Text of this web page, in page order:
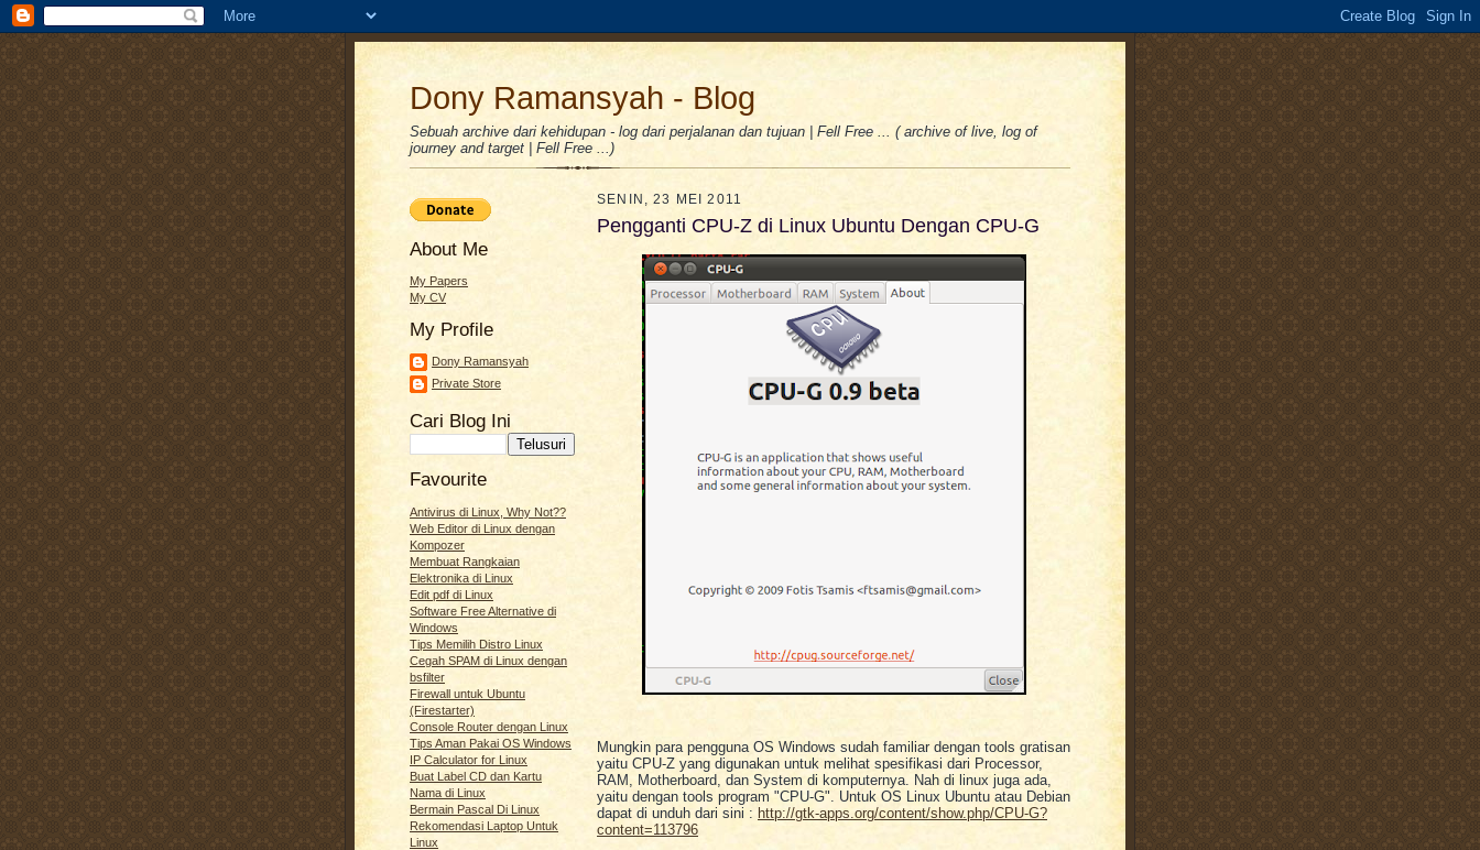
Dony Ramansyah - Blog
Sebuah archive dari kehidupan - log dari perjalanan dan tujuan | Fell Free ... ( archive of live, log of
journey and target | Fell Free ...)
About Me
My Papers
My CV
My Profile
Dony Ramansyah
Private Store
Cari Blog Ini
Favourite
Antivirus di Linux, Why Not??
Web Editor di Linux dengan
Kompozer
Membuat Rangkaian
Elektronika di Linux
Edit pdf di Linux
Software Free Alternative di
Windows
Tips Memilih Distro Linux
Cegah SPAM di Linux dengan
bsfilter
Firewall untuk Ubuntu
(Firestarter)
Console Router dengan Linux
Tips Aman Pakai OS Windows
IP Calculator for Linux
Buat Label CD dan Kartu
Nama di Linux
Bermain Pascal Di Linux
Rekomendasi Laptop Untuk
Linux
SENIN, 23 MEI 2011
Pengganti CPU-Z di Linux Ubuntu Dengan CPU-G
Mungkin para pengguna OS Windows sudah familiar dengan tools gratisan
yaitu CPU-Z yang digunakan untuk melihat spesifikasi dari Processor,
RAM, Motherboard, dan System di komputernya. Nah di linux juga ada,
yaitu dengan tools program "CPU-G". Untuk OS Linux Ubuntu atau Debian
dapat di unduh dari sini : http://gtk-apps.org/content/show.php/CPU-G?
content=113796